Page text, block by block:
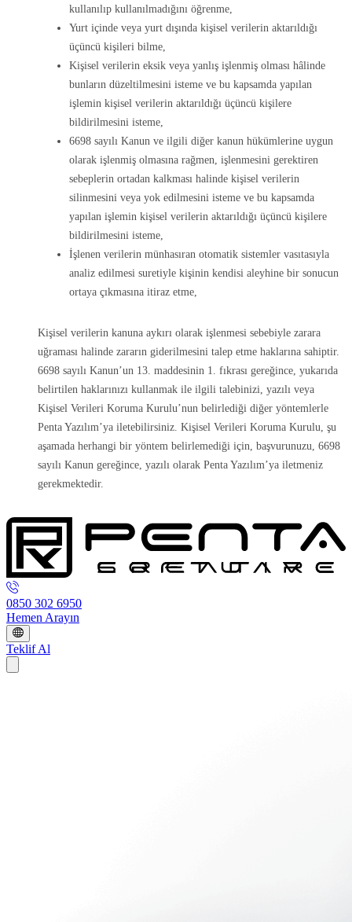
kullanılıp kullanılmadığını öğrenme,
Yurt içinde veya yurt dışında kişisel verilerin aktarıldığı
üçüncü kişileri bilme,
Kişisel verilerin eksik veya yanlış işlenmiş olması hâlinde
bunların düzeltilmesini isteme ve bu kapsamda yapılan
işlemin kişisel verilerin aktarıldığı üçüncü kişilere
bildirilmesini isteme,
6698 sayılı Kanun ve ilgili diğer kanun hükümlerine uygun
olarak işlenmiş olmasına rağmen, işlenmesini gerektiren
sebeplerin ortadan kalkması halinde kişisel verilerin
silinmesini veya yok edilmesini isteme ve bu kapsamda
yapılan işlemin kişisel verilerin aktarıldığı üçüncü kişilere
bildirilmesini isteme,
İşlenen verilerin münhasıran otomatik sistemler vasıtasıyla
analiz edilmesi suretiyle kişinin kendisi aleyhine bir sonucun
ortaya çıkmasına itiraz etme,
Kişisel verilerin kanuna aykırı olarak işlenmesi sebebiyle zarara
uğraması halinde zararın giderilmesini talep etme haklarına sahiptir.
6698 sayılı Kanun’un 13. maddesinin 1. fıkrası gereğince, yukarıda
belirtilen haklarınızı kullanmak ile ilgili talebinizi, yazılı veya
Kişisel Verileri Koruma Kurulu’nun belirlediği diğer yöntemlerle
Penta Yazılım’ya iletebilirsiniz. Kişisel Verileri Koruma Kurulu, şu
aşamada herhangi bir yöntem belirlemediği için, başvurunuzu, 6698
sayılı Kanun gereğince, yazılı olarak Penta Yazılım’ya iletmeniz
gerekmektedir.
0850 302 6950
Hemen Arayın
Teklif Al